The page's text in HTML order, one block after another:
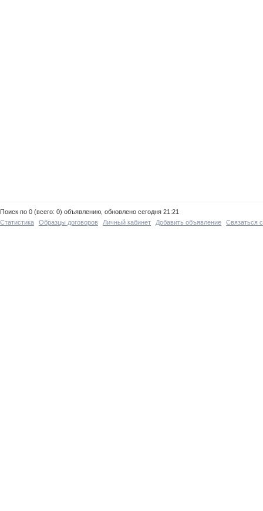
Поиск по 0 (всего: 0) объявлению, обновлено сегодня 21:21
Статистика
Образцы договоров Личный кабинет Добавить объявление Связаться